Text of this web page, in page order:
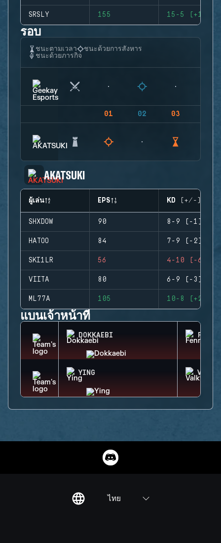
SRSLY 155 15-5 (+10)
รอบ
ชนะตามเวลา
ชนะด้วยการสังหาร
ชนะด้วยภารกิจ
01 02 03
AKATSUKI
ผู้เล่น EPS KD (+/-)
SHXDOW 90 8-9 (-1)
HATOO 84 7-9 (-2)
SKI1LR 56 4-10 (-6)
VIITA 80 6-9 (-3)
ML77A 105 10-8 (+2)
แบนเจ้าหน้าที่
DOKKAEBI
YING
ไทย